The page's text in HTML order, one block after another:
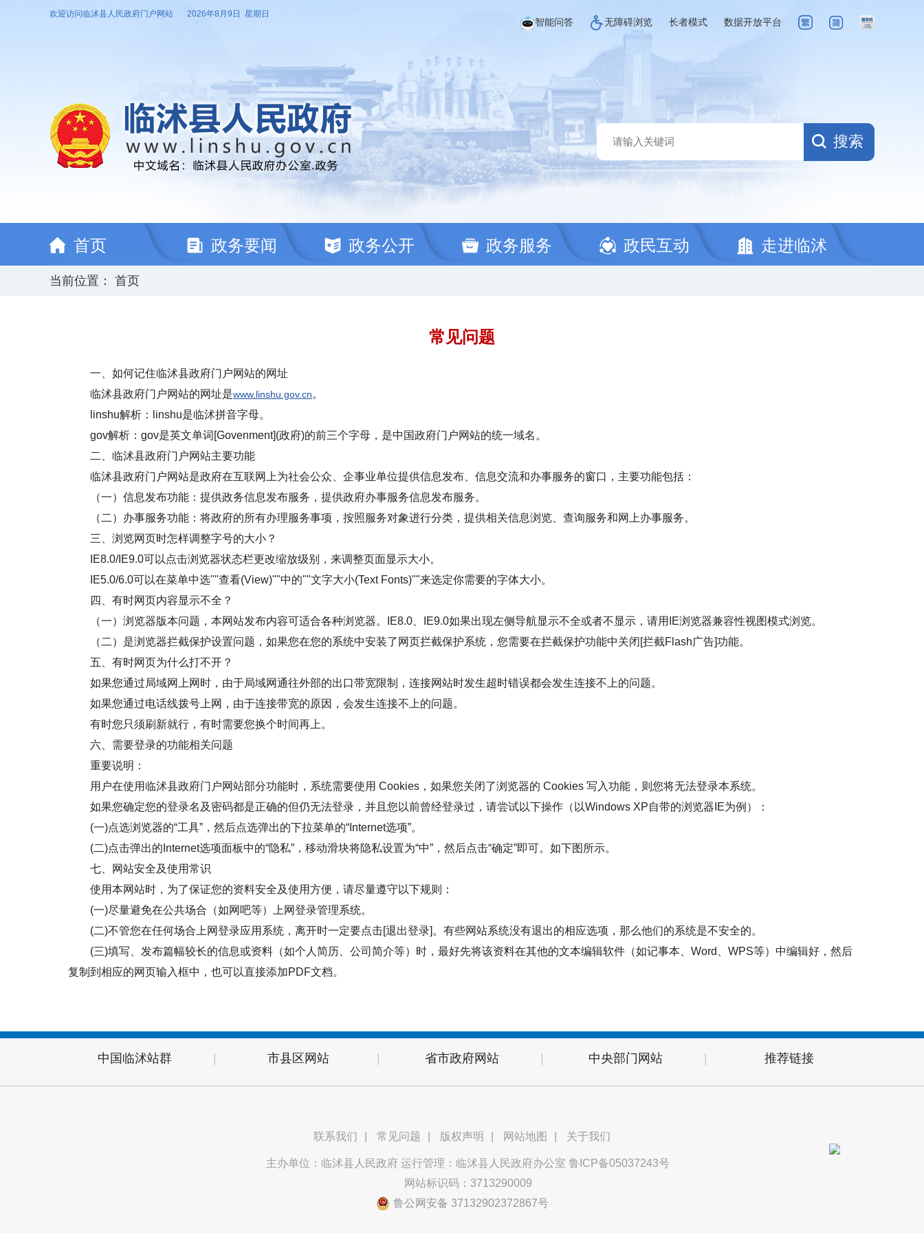
欢迎访问临沭县人民政府门户网站 2026年8月9日 星期日
智能问答 无障碍浏览 长者模式 数据开放平台
搜索
首页 政务要闻 政务公开 政务服务 政民互动 走进临沭
当前位置： 首页
常见问题
一、如何记住临沭县政府门户网站的网址
临沭县政府门户网站的网址是www.linshu.gov.cn。
linshu解析：linshu是临沭拼音字母。
gov解析：gov是英文单词[Govenment](政府)的前三个字母，是中国政府门户网站的统一域名。
二、临沭县政府门户网站主要功能
临沭县政府门户网站是政府在互联网上为社会公众、企事业单位提供信息发布、信息交流和办事服务的窗口，主要功能包括：
（一）信息发布功能：提供政务信息发布服务，提供政府办事服务信息发布服务。
（二）办事服务功能：将政府的所有办理服务事项，按照服务对象进行分类，提供相关信息浏览、查询服务和网上办事服务。
三、浏览网页时怎样调整字号的大小？
IE8.0/IE9.0可以点击浏览器状态栏更改缩放级别，来调整页面显示大小。
IE5.0/6.0可以在菜单中选""查看(View)""中的""文字大小(Text Fonts)""来选定你需要的字体大小。
四、有时网页内容显示不全？
（一）浏览器版本问题，本网站发布内容可适合各种浏览器。IE8.0、IE9.0如果出现左侧导航显示不全或者不显示，请用IE浏览器兼容性视图模式浏览。
（二）是浏览器拦截保护设置问题，如果您在您的系统中安装了网页拦截保护系统，您需要在拦截保护功能中关闭[拦截Flash广告]功能。
五、有时网页为什么打不开？
如果您通过局域网上网时，由于局域网通往外部的出口带宽限制，连接网站时发生超时错误都会发生连接不上的问题。
如果您通过电话线拨号上网，由于连接带宽的原因，会发生连接不上的问题。
有时您只须刷新就行，有时需要您换个时间再上。
六、需要登录的功能相关问题
重要说明：
用户在使用临沭县政府门户网站部分功能时，系统需要使用 Cookies，如果您关闭了浏览器的 Cookies 写入功能，则您将无法登录本系统。
如果您确定您的登录名及密码都是正确的但仍无法登录，并且您以前曾经登录过，请尝试以下操作（以Windows XP自带的浏览器IE为例）：
(一)点选浏览器的“工具”，然后点选弹出的下拉菜单的“Internet选项”。
(二)点击弹出的Internet选项面板中的“隐私”，移动滑块将隐私设置为“中”，然后点击“确定”即可。如下图所示。
七、网站安全及使用常识
使用本网站时，为了保证您的资料安全及使用方便，请尽量遵守以下规则：
(一)尽量避免在公共场合（如网吧等）上网登录管理系统。
(二)不管您在任何场合上网登录应用系统，离开时一定要点击[退出登录]。有些网站系统没有退出的相应选项，那么他们的系统是不安全的。
(三)填写、发布篇幅较长的信息或资料（如个人简历、公司简介等）时，最好先将该资料在其他的文本编辑软件（如记事本、Word、WPS等）中编辑好，然后
复制到相应的网页输入框中，也可以直接添加PDF文档。
中国临沭站群 | 市县区网站 | 省市政府网站 | 中央部门网站 | 推荐链接
联系我们 常见问题 版权声明 网站地图 关于我们
主办单位：临沭县人民政府 运行管理：临沭县人民政府办公室 鲁ICP备05037243号
网站标识码：3713290009
鲁公网安备 37132902372867号